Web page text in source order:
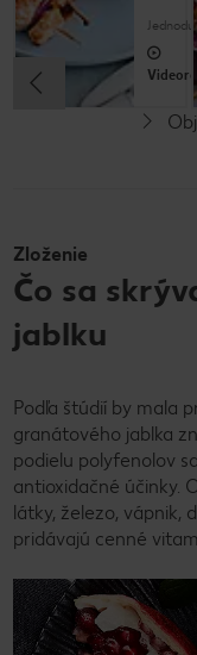
Zloženie
Čo sa
jablku
Podľa štúdií by mala
granátového jablka
podielu polyfenolov
antioxidačné účinky.
látky, železo, vápnik,
pridávajú cenné